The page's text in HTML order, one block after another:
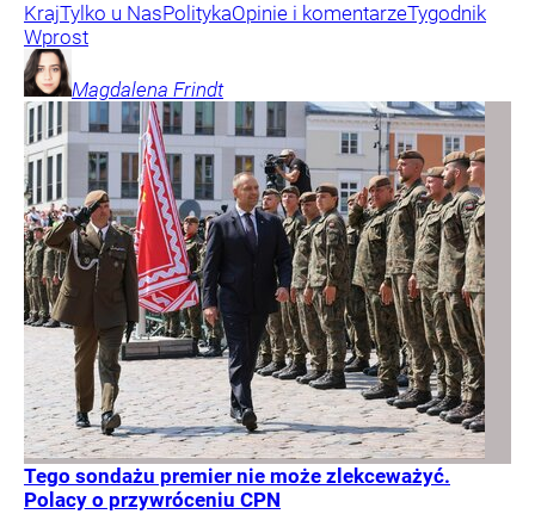
KrajTylko u NasPolitykaOpinie i komentarzeTygodnik
Wprost
Magdalena Frindt
Tego sondażu premier nie może zlekceważyć.
Polacy o przywróceniu CPN